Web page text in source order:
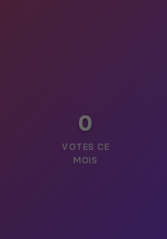
0
VOTES CE
MOIS